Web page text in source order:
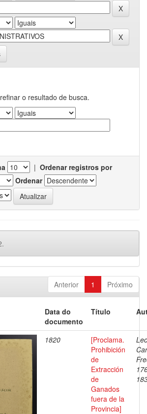
o resultado de busca.
| Ordenar registros por
Ordenar
Anterior 1 Próximo
Data do
documento
Título
1820
[Proclama.
Prohibición
de
Extracción
de
Ganados
fuera de la
Provincia]